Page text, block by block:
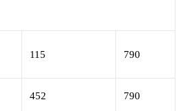
115 790
452 790